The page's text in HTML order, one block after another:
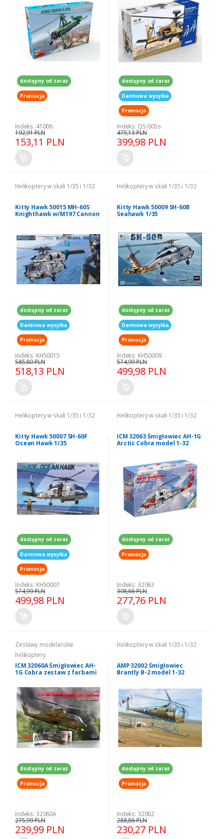
dostępny od zaraz
Promocja
Indeks: 41006
153,11 PLN
192,91 PLN
dostępny od zaraz
Darmowa wysyłka
Promocja
Indeks: QS-005s
399,98 PLN
475,13 PLN
Helikoptery w skali 1/35 i 1/32
Kitty Hawk 50015 MH-60S
Knighthawk w/M197 Cannon
dostępny od zaraz
Darmowa wysyłka
Promocja
Indeks: KH50015
518,13 PLN
585,80 PLN
Helikoptery w skali 1/35 i 1/32
Kitty Hawk 50009 SH-60B
Seahawk 1/35
dostępny od zaraz
Darmowa wysyłka
Promocja
Indeks: KH50009
499,98 PLN
574,99 PLN
Helikoptery w skali 1/35 i 1/32
Kitty Hawk 50007 SH-60F
Ocean Hawk 1/35
dostępny od zaraz
Darmowa wysyłka
Promocja
Indeks: KH50007
499,98 PLN
574,99 PLN
Helikoptery w skali 1/35 i 1/32
ICM 32063 Śmigłowiec AH-1G
Arctic Cobra model 1-32
dostępny od zaraz
Promocja
Indeks: 32063
277,76 PLN
308,66 PLN
Zestawy modelarskie
helikoptery
ICM 32060A Śmigłowiec AH-
1G Cobra zestaw z farbami
dostępny od zaraz
Promocja
Indeks: 32060A
239,99 PLN
275,99 PLN
Helikoptery w skali 1/35 i 1/32
AMP 32002 Śmigłowiec
Brantly B-2 model 1-32
dostępny od zaraz
Promocja
Indeks: 32002
230,27 PLN
288,86 PLN